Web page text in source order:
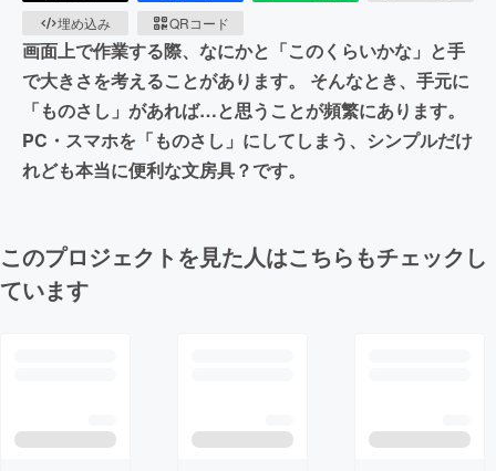
埋め込み
QRコード
画面上で作業する際、なにかと「このくらいかな」と手
で大きさを考えることがあります。 そんなとき、手元に
「ものさし」があれば…と思うことが頻繁にあります。
PC・スマホを「ものさし」にしてしまう、シンプルだけ
れども本当に便利な文房具？です。
このプロジェクトを見た人はこちらもチェックし
ています